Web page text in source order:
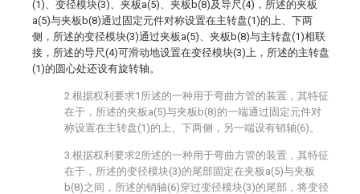
(1)、变径模块(3)、夹板a(5)、夹板b(8)及导尺(4)，所述的夹板
a(5)与夹板b(8)通过固定元件对称设置在主转盘(1)的上、下两
侧，所述的变径模块(3)通过夹板a(5)、夹板b(8)与主转盘(1)相联
接，所述的导尺(4)可滑动地设置在变径模块(3)上，所述的主转盘
(1)的圆心处还设有旋转轴。
2.根据权利要求1所述的一种用于弯曲方管的装置，其特征
在于，所述的夹板a(5)与夹板b(8)的一端通过固定元件对
称设置在主转盘(1)的上、下两侧，另一端设有销轴(6)。
3.根据权利要求2所述的一种用于弯曲方管的装置，其特征
在于，所述的变径模块(3)的尾部固定在夹板a(5)与夹板
b(8)之间，所述的销轴(6)穿过变径模块(3)的尾部，将变径